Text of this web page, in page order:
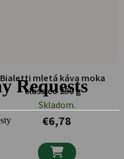
Bialetti mletá káva moka
classico 250 g
Skladom.
€6,78
